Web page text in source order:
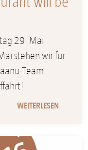
29. Mai
stehen wir für
Team
WEITERLESEN